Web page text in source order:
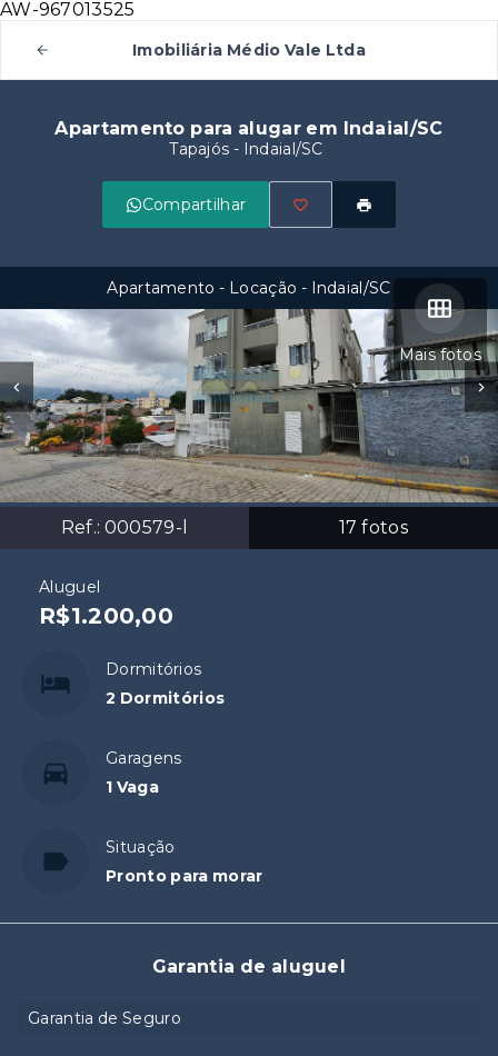
AW-967013525
Imobiliária Médio Vale Ltda
Apartamento para alugar em Indaial/SC
Tapajós - Indaial/SC
Compartilhar
Mais fotos
Ref.: 000579-l 17 fotos
Apartamento - Locação - Indaial/SC
Aluguel
R$1.200,00
Dormitórios
2 Dormitórios
Garagens
1 Vaga
Situação
Pronto para morar
Garantia de aluguel
Garantia de Seguro